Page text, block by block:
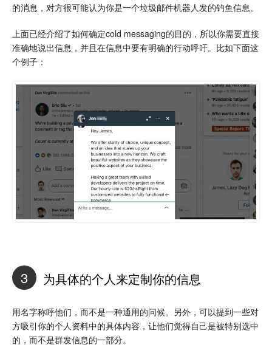
的消息，对方很可能认为你是一个垃圾邮件机器人发的钓鱼信息。
上面已经介绍了如何确定cold messaging的目的，所以你需要直接
准确地说出信息，并且在信息中要有明确的行动呼吁。比如下面这
个例子：
3 为具体的个人来定制你的信息
用名字称呼他们，而不是一种通用的问候。另外，可以提到一些对
方吸引你的个人资料中的具体内容，让他们觉得自己是被特别选中
的，而不是群发信息的一部分。